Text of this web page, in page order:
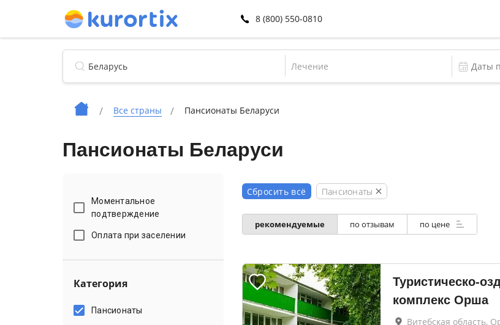
8 (800) 550-0810
Лечение
Все страны Пансионаты Беларуси
Пансионаты Беларуси
Моментальное
подтверждение
Оплата при заселении
Категория
Пансионаты
Сбросить всё Пансионаты
рекомендуемые по отзывам по цене
Туристическо-
комплекс Орша
Витебская область,